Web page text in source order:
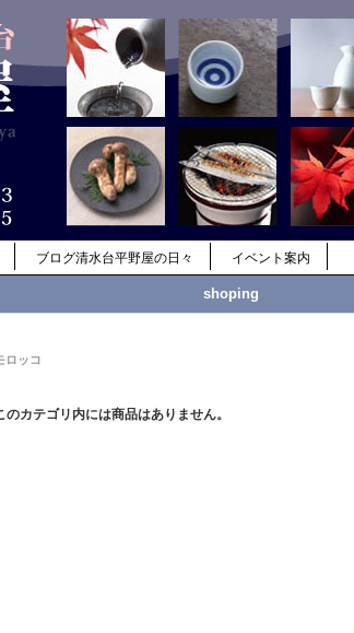
ブログ清水台平野屋の日々 イベント案内
shoping
ロッコ
のカテゴリ内には商品はありません。